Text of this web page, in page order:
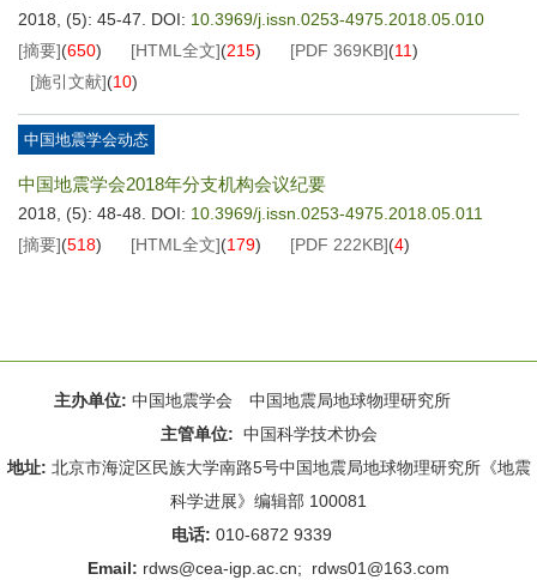
2018, (5): 45-47.
DOI: 10.3969/j.issn.0253-4975.2018.05.010
[摘要](650) [HTML全文](215) [PDF 369KB](11)
[施引文献](10)
中国地震学会动态
中国地震学会2018年分支机构会议纪要
2018, (5): 48-48. DOI: 10.3969/j.issn.0253-4975.2018.05.011
[摘要](518) [HTML全文](179) [PDF 222KB](4)
主办单位: 中国地震学会 中国地震局地球物理研究所
主管单位: 中国科学技术协会
地址: 北京市海淀区民族大学南路5号中国地震局地球物理研究所《地震
科学进展》编辑部 100081
电话: 010-6872 9339
Email: rdws@cea-igp.ac.cn; rdws01@163.com